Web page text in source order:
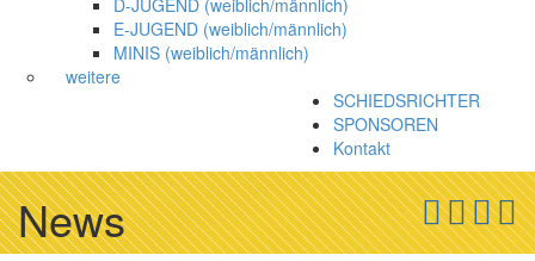
D-JUGEND (weiblich/männlich)
E-JUGEND (weiblich/männlich)
MINIS (weiblich/männlich)
weitere
SCHIEDSRICHTER
SPONSOREN
Kontakt
News